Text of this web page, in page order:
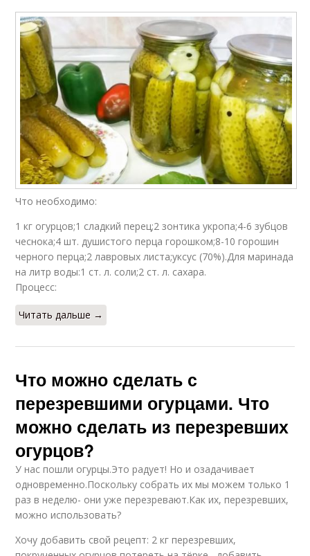
Что необходимо:
1 кг огурцов;1 сладкий перец;2 зонтика укропа;4-6 зубцов
чеснока;4 шт. душистого перца горошком;8-10 горошин
черного перца;2 лавровых листа;уксус (70%).Для маринада
на литр воды:1 ст. л. соли;2 ст. л. сахара.
Процесс:
Читать дальше →
Что можно сделать с
перезревшими огурцами. Что
можно сделать из перезревших
огурцов?
У нас пошли огурцы.Это радует! Но и озадачивает
одновременно.Поскольку собрать их мы можем только 1
раз в неделю- они уже перезревают.Как их, перезревших,
можно использовать?
Хочу добавить свой рецепт: 2 кг перезревших,